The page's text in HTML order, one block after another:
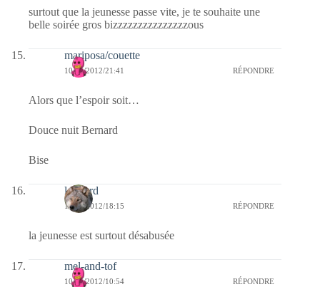
surtout que la jeunesse passe vite, je te souhaite une
belle soirée gros bizzzzzzzzzzzzzzzous
mariposa/couette
10/05/2012/21:41 RÉPONDRE
Alors que l’espoir soit…
Douce nuit Bernard
Bise
louvard
10/05/2012/18:15 RÉPONDRE
la jeunesse est surtout désabusée
mel-and-tof
10/05/2012/10:54 RÉPONDRE